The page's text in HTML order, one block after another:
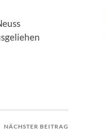
NÄCHSTER BEITRAG